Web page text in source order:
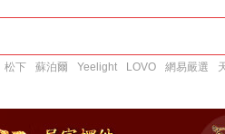
松下 蘇泊爾 Yeelight LOVO 網易嚴選